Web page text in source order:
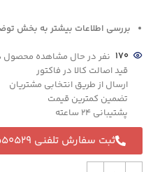
بررسی اطلاعات بيشتر به بخش
170 نفر در حال مشاهده محصول
قید اصالت کالا در فاکتور
ارسال از طریق انتخابی مشتریان
تضمین کمترین قیمت
پشتیبانی ۲۴ ساعته
ثبت سفارش تلفنی 09120550529 - 02133960529